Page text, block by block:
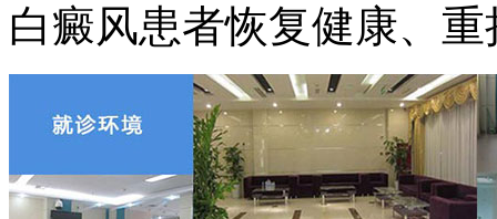
白癜风患者恢复健康、